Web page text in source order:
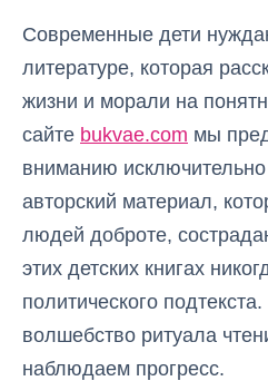
Современные дети
литературе, которая
жизни и морали на
сайте bukvae.com мы
вниманию
авторский материал,
людей доброте,
этих детских книгах
политического
волшебство ритуала
наблюдаем прогресс.